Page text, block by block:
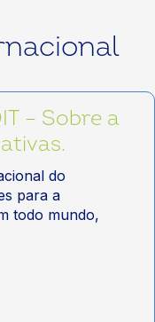
– Sobre a
do
para a
todo mundo,